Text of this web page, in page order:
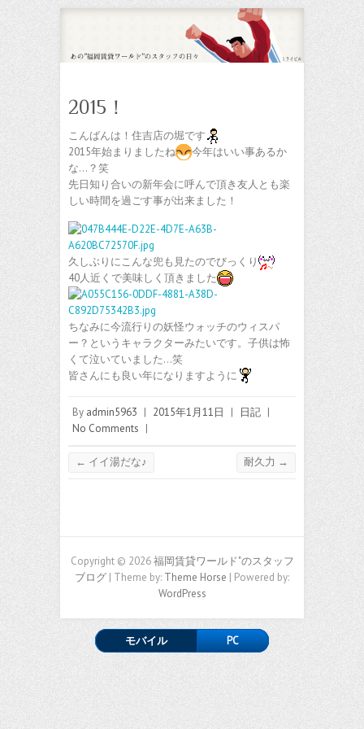
2015！
こんばんは！住吉店の堀です
2015年始まりましたね
今年はいい事あるか
な…？笑
先日知り合いの新年会に呼んで頂き友人とも楽
しい時間を過ごす事が出来ました！
久しぶりにこんな兜も見たのでびっくり
40人近くで美味しく頂きました
ちなみに今流行りの妖怪ウォッチのウィスパ
ー？というキャラクターみたいです。子供は怖
くて泣いていました…笑
皆さんにも良い年になりますように
By admin5963 | 2015年1月11日 | 日記 |
No Comments |
← イイ湯だな♪ 耐久力 →
Copyright © 2026福岡賃貸ワールド"のスタッフ
ブログ | Theme by: Theme Horse | Powered by:
WordPress
モバイル PC